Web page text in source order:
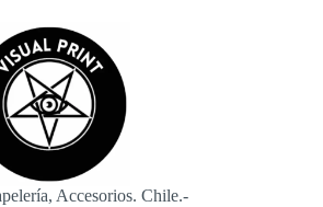
Accesorios. Chile.-